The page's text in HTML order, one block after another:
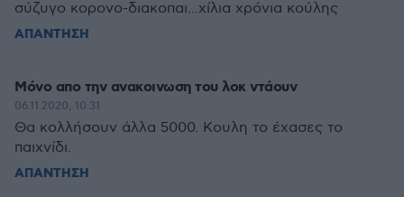
σύζυγο κορονο-διακοπαι...χίλια χρόνια κούλης
ΑΠΑΝΤΗΣΗ
Μόνο απο την ανακοινωση του λοκ ντάουν
06.11.2020, 10:31
Θα κολλήσουν άλλα 5000. Κουλη το έχασες το
παιχνίδι.
ΑΠΑΝΤΗΣΗ